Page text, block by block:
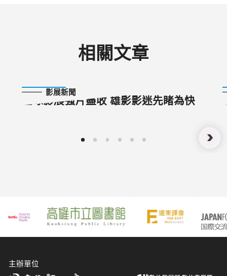
相關文章
影展新聞
全球影展強片盡收 雄影影迷先睹為快
主辦單位